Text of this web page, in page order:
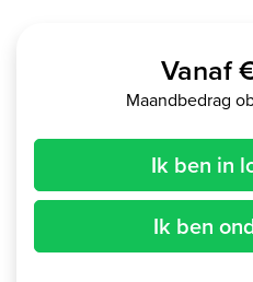
Vanaf
Maandbedrag
Ik ben in
Ik ben